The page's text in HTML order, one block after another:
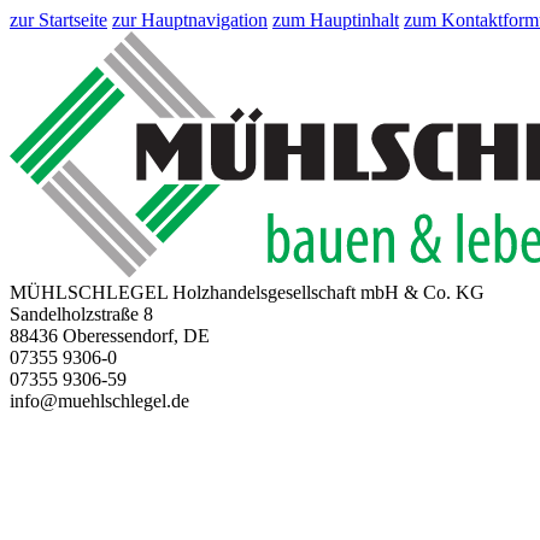
zur Startseite zur Hauptnavigation zum Hauptinhalt zum
MÜHLSCHLEGEL Holzhandelsgesellschaft mbH & Co. KG
Sandelholzstraße 8
88436 Oberessendorf, DE
07355 9306-0
07355 9306-59
info@muehlschlegel.de